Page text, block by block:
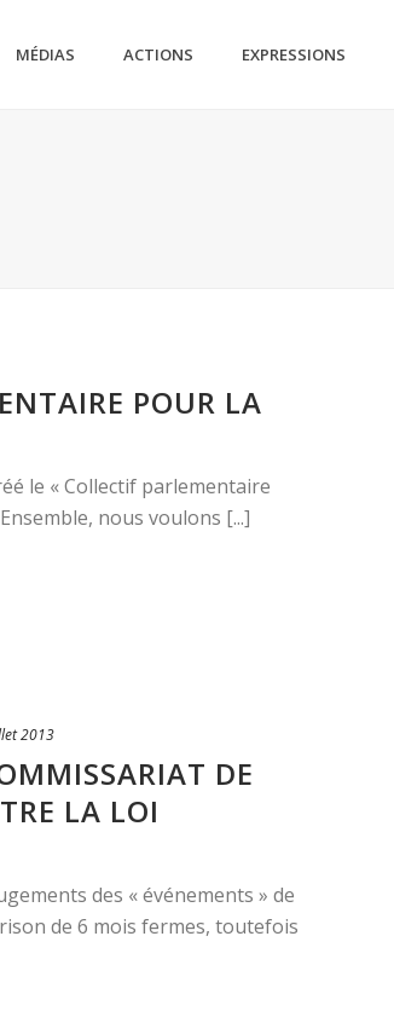
EXPRESSIONS
ACTIONS
MÉDIAS
POUR LA
le « Collectif parlementaire
nous voulons [...]
2013
DE
LA LOI
des « événements » de
de 6 mois fermes, toutefois